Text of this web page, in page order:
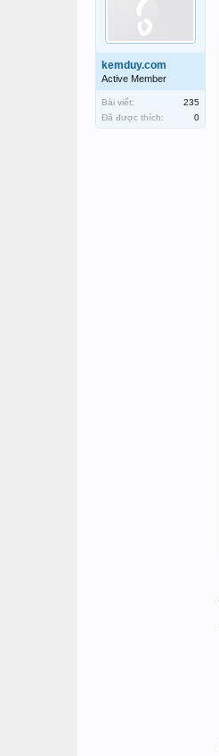
kemduy.com
Active Member
Bài viết:
235
Đã được thích:
0